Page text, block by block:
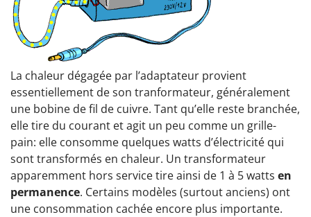
La chaleur dégagée par l’adaptateur provient
essentiellement de son tranformateur, généralement
une bobine de fil de cuivre. Tant qu’elle reste branchée,
elle tire du courant et agit un peu comme un grille-
pain: elle consomme quelques watts d’électricité qui
sont transformés en chaleur. Un transformateur
apparemment hors service tire ainsi de 1 à 5 watts en
permanence. Certains modèles (surtout anciens) ont
une consommation cachée encore plus importante.